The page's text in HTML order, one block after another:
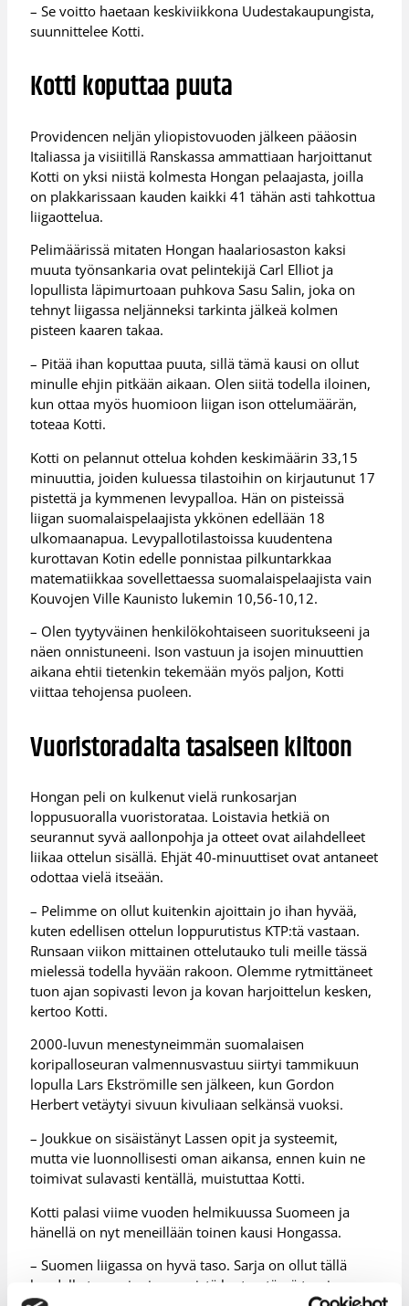
– Se voitto haetaan keskiviikkona Uudestakaupungista,
suunnittelee Kotti.
Kotti koputtaa puuta
Providencen neljän yliopistovuoden jälkeen pääosin
Italiassa ja visiitillä Ranskassa ammattiaan harjoittanut
Kotti on yksi niistä kolmesta Hongan pelaajasta, joilla
on plakkarissaan kauden kaikki 41 tähän asti tahkottua
liigaottelua.
Pelimäärissä mitaten Hongan haalariosaston kaksi
muuta työnsankaria ovat pelintekijä Carl Elliot ja
lopullista läpimurtoaan puhkova Sasu Salin, joka on
tehnyt liigassa neljänneksi tarkinta jälkeä kolmen
pisteen kaaren takaa.
– Pitää ihan koputtaa puuta, sillä tämä kausi on ollut
minulle ehjin pitkään aikaan. Olen siitä todella iloinen,
kun ottaa myös huomioon liigan ison ottelumäärän,
toteaa Kotti.
Kotti on pelannut ottelua kohden keskimäärin 33,15
minuuttia, joiden kuluessa tilastoihin on kirjautunut 17
pistettä ja kymmenen levypalloa. Hän on pisteissä
liigan suomalaispelaajista ykkönen edellään 18
ulkomaanapua. Levypallotilastoissa kuudentena
kurottavan Kotin edelle ponnistaa pilkuntarkkaa
matematiikkaa sovellettaessa suomalaispelaajista vain
Kouvojen Ville Kaunisto lukemin 10,56-10,12.
– Olen tyytyväinen henkilökohtaiseen suoritukseeni ja
näen onnistuneeni. Ison vastuun ja isojen minuuttien
aikana ehtii tietenkin tekemään myös paljon, Kotti
viittaa tehojensa puoleen.
Vuoristoradalta tasaiseen kiitoon
Hongan peli on kulkenut vielä runkosarjan
loppusuoralla vuoristorataa. Loistavia hetkiä on
seurannut syvä aallonpohja ja otteet ovat ailahdelleet
liikaa ottelun sisällä. Ehjät 40-minuuttiset ovat antaneet
odottaa vielä itseään.
– Pelimme on ollut kuitenkin ajoittain jo ihan hyvää,
kuten edellisen ottelun loppurutistus KTP:tä vastaan.
Runsaan viikon mittainen ottelutauko tuli meille tässä
mielessä todella hyvään rakoon. Olemme rytmittäneet
tuon ajan sopivasti levon ja kovan harjoittelun kesken,
kertoo Kotti.
2000-luvun menestyneimmän suomalaisen
koripalloseuran valmennusvastuu siirtyi tammikuun
lopulla Lars Ekströmille sen jälkeen, kun Gordon
Herbert vetäytyi sivuun kivuliaan selkänsä vuoksi.
– Joukkue on sisäistänyt Lassen opit ja systeemit,
mutta vie luonnollisesti oman aikansa, ennen kuin ne
toimivat sulavasti kentällä, muistuttaa Kotti.
Kotti palasi viime vuoden helmikuussa Suomeen ja
hänellä on nyt meneillään toinen kausi Hongassa.
– Suomen liigassa on hyvä taso. Sarja on ollut tällä
kaudella tasapainoinen, mistä kertoo tämä tasainen